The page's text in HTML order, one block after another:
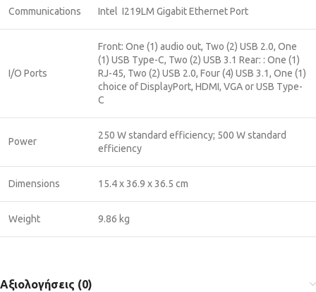
Communications Intel I219LM Gigabit Ethernet Port
I/O Ports
Front: One (1) audio out, Two (2) USB 2.0, One
(1) USB Type-C, Two (2) USB 3.1 Rear: : One (1)
RJ-45, Two (2) USB 2.0, Four (4) USB 3.1, One (1)
choice of DisplayPort, HDMI, VGA or USB Type-
C
Power
250 W standard efficiency; 500 W standard
efficiency
Dimensions 15.4 x 36.9 x 36.5 cm
Weight 9.86 kg
Αξιολογήσεις (0)